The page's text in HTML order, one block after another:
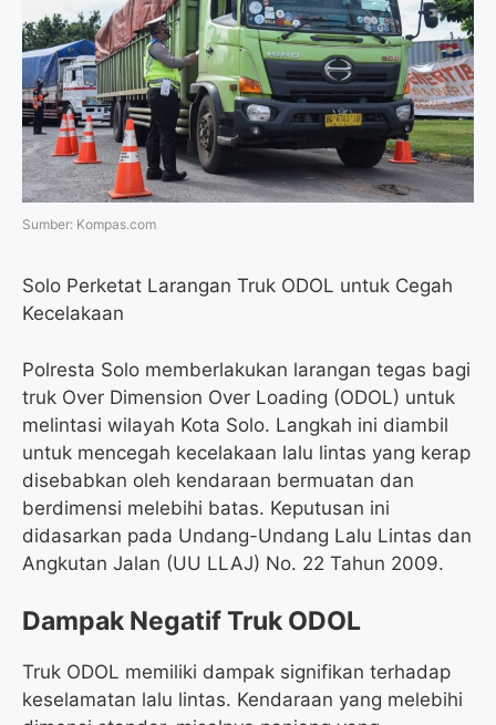
o
o
k
e
r
r
a
m
A
p
p
Sumber: Kompas.com
Solo Perketat Larangan Truk ODOL untuk Cegah
Kecelakaan
Polresta Solo memberlakukan larangan tegas bagi
truk Over Dimension Over Loading (ODOL) untuk
melintasi wilayah Kota Solo. Langkah ini diambil
untuk mencegah kecelakaan lalu lintas yang kerap
disebabkan oleh kendaraan bermuatan dan
berdimensi melebihi batas. Keputusan ini
didasarkan pada Undang-Undang Lalu Lintas dan
Angkutan Jalan (UU LLAJ) No. 22 Tahun 2009.
Dampak Negatif Truk ODOL
Truk ODOL memiliki dampak signifikan terhadap
keselamatan lalu lintas. Kendaraan yang melebihi